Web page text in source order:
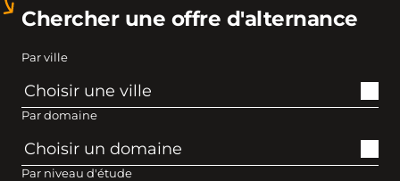
Chercher une offre d'alternance
Par ville
Par domaine
Par niveau d'étude